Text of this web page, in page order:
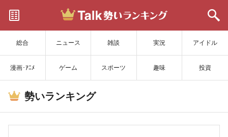
総合 ニュース 雑談 実況 アイドル
漫画･ｱﾆﾒ ゲーム スポーツ 趣味 投資
サイトを更新
勢いランキング